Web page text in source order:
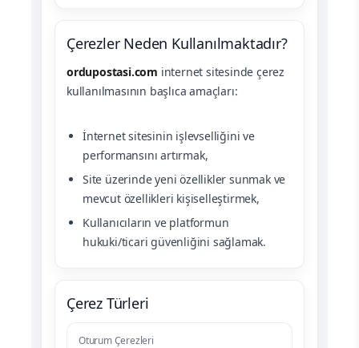
Çerezler Neden Kullanılmaktadır?
ordupostasi.com internet sitesinde çerez
kullanılmasının başlıca amaçları:
İnternet sitesinin işlevselliğini ve
performansını artırmak,
Site üzerinde yeni özellikler sunmak ve
mevcut özellikleri kişiselleştirmek,
Kullanıcıların ve platformun
hukuki/ticari güvenliğini sağlamak.
Çerez Türleri
Oturum Çerezleri